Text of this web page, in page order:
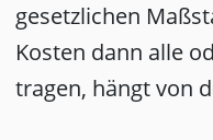
gesetzlichen
Kosten dann alle
tragen, hängt von